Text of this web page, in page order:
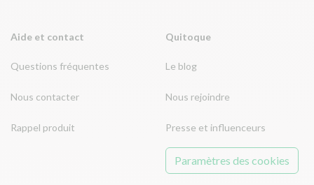
Aide et contact
Questions fréquentes
Nous contacter
Rappel produit
Quitoque
Le blog
Nous rejoindre
Presse et influenceurs
Paramètres des cookies